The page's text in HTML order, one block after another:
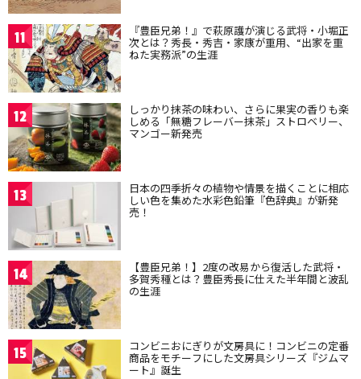
11 『豊臣兄弟！』で萩原護が演じる武将・小堀正
次とは？秀長・秀吉・家康が重用、“出家を重
ねた実務派”の生涯
12 しっかり抹茶の味わい、さらに果実の香りも楽
しめる「無糖フレーバー抹茶」ストロベリー、
マンゴー新発売
13 日本の四季折々の植物や情景を描くことに相応
しい色を集めた水彩色鉛筆『色辞典』が新発
売！
14 【豊臣兄弟！】2度の改易から復活した武将・
多賀秀種とは？豊臣秀長に仕えた半年間と波乱
の生涯
15 コンビニおにぎりが文房具に！コンビニの定番
商品をモチーフにした文房具シリーズ『ジムマ
ート』誕生